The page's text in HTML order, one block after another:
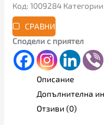
Код:1009284 Категории:
СРАВНИ
Сподели с приятел
Описание
Допълнителна
Отзиви (0)